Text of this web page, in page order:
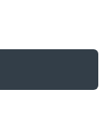
A15 / A15S